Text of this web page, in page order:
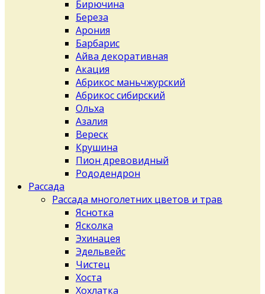
Бирючина
Береза
Арония
Барбарис
Айва декоративная
Акация
Абрикос маньчжурский
Абрикос сибирский
Ольха
Азалия
Вереск
Крушина
Пион древовидный
Рододендрон
Рассада
Рассада многолетних цветов и трав
Яснотка
Ясколка
Эхинацея
Эдельвейс
Чистец
Хоста
Хохлатка